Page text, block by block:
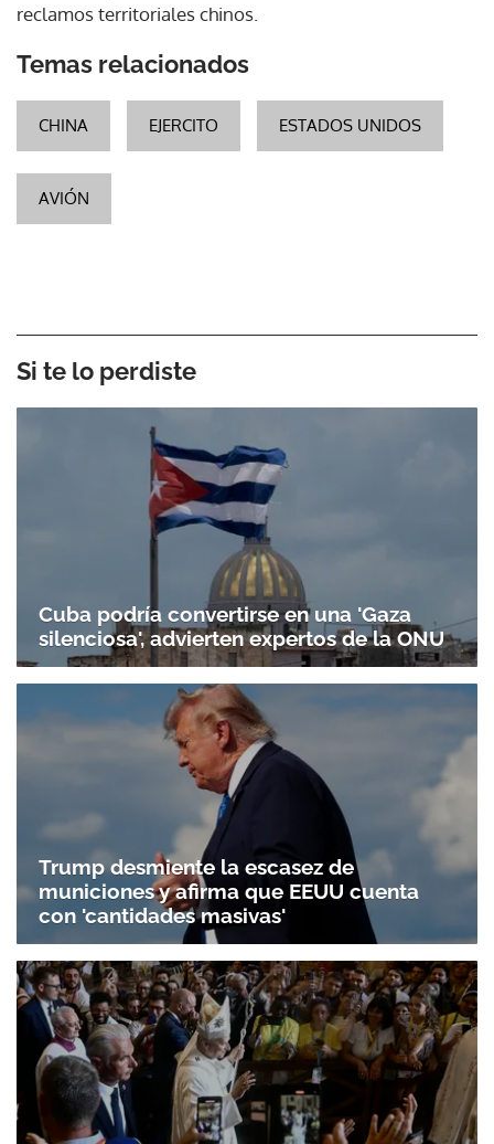
reclamos territoriales chinos.
Temas relacionados
CHINA EJERCITO ESTADOS UNIDOS
AVIÓN
Si te lo perdiste
Cuba podría convertirse en una 'Gaza
silenciosa', advierten expertos de la ONU
Trump desmiente la escasez de
municiones y afirma que EEUU cuenta
con 'cantidades masivas'